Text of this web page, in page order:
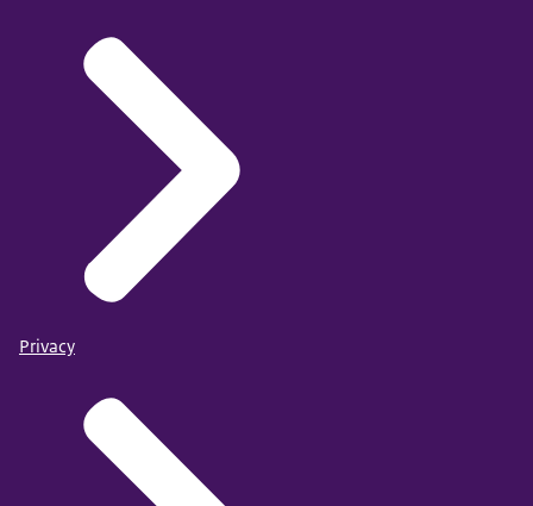
Privacy